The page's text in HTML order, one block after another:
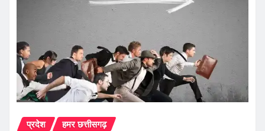
प्रदेश हमर छत्तीसगढ़